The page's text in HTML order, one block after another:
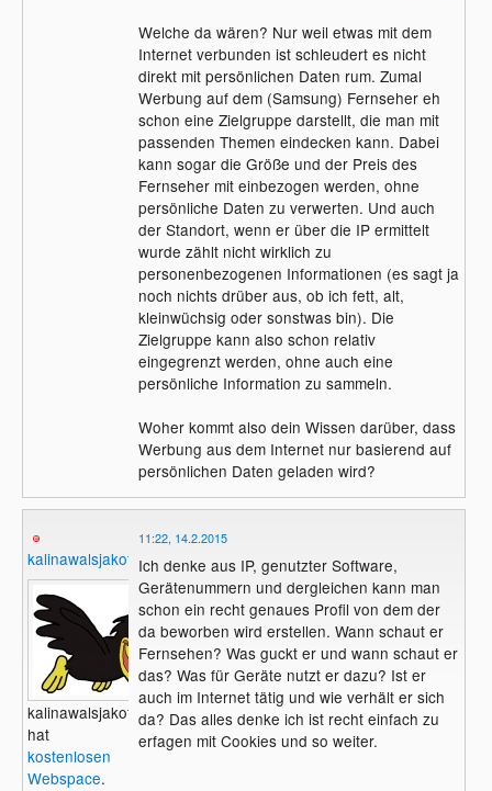
zugebracht habe, aber das ständige
Herumhacken auf I-Net Werbung
kann ich überhaupt nicht
nachvollziehen.
Wenn eine Werbung nicht stört und
keine persönlichen Daten verwendet
werden ist das mir persönlich egal.
Das ist im Internet aber leider sehr
selten der Fall.
Beim Fernsehen und auf Plakaten
werden keine Privatendaten gesammelt
jeder sieht die gleiche Werbung im
Internet sieht jede Person eine andere
die durch sammeln von Daten
personalisiert ist.
So wie ich Samsung verstanden habe,
zieht ein TV direkt aus dem Internet eine
Overlaywerbung, sofern er denn mit einem
Netzwerk verbunden ist. Also fließen da
auch persönliche Daten an Samsung oder
die Werbefirma.
Welche da wären? Nur weil etwas mit dem
Internet verbunden ist schleudert es nicht
direkt mit persönlichen Daten rum. Zumal
Werbung auf dem (Samsung) Fernseher eh
schon eine Zielgruppe darstellt, die man mit
passenden Themen eindecken kann. Dabei
kann sogar die Größe und der Preis des
Fernseher mit einbezogen werden, ohne
persönliche Daten zu verwerten. Und auch
der Standort, wenn er über die IP ermittelt
wurde zählt nicht wirklich zu
personenbezogenen Informationen (es sagt ja
noch nichts drüber aus, ob ich fett, alt,
kleinwüchsig oder sonstwas bin). Die
Zielgruppe kann also schon relativ
eingegrenzt werden, ohne auch eine
persönliche Information zu sammeln.
Woher kommt also dein Wissen darüber, dass
Werbung aus dem Internet nur basierend auf
persönlichen Daten geladen wird?
kalinawalsjakoff
kalinawalsjakoff
hat
kostenlosen
Webspace.
11:22, 14.2.2015
Ich denke aus IP, genutzter Software,
Gerätenummern und dergleichen kann man
schon ein recht genaues Profil von dem der
da beworben wird erstellen. Wann schaut er
Fernsehen? Was guckt er und wann schaut er
das? Was für Geräte nutzt er dazu? Ist er
auch im Internet tätig und wie verhält er sich
da? Das alles denke ich ist recht einfach zu
erfagen mit Cookies und so weiter.